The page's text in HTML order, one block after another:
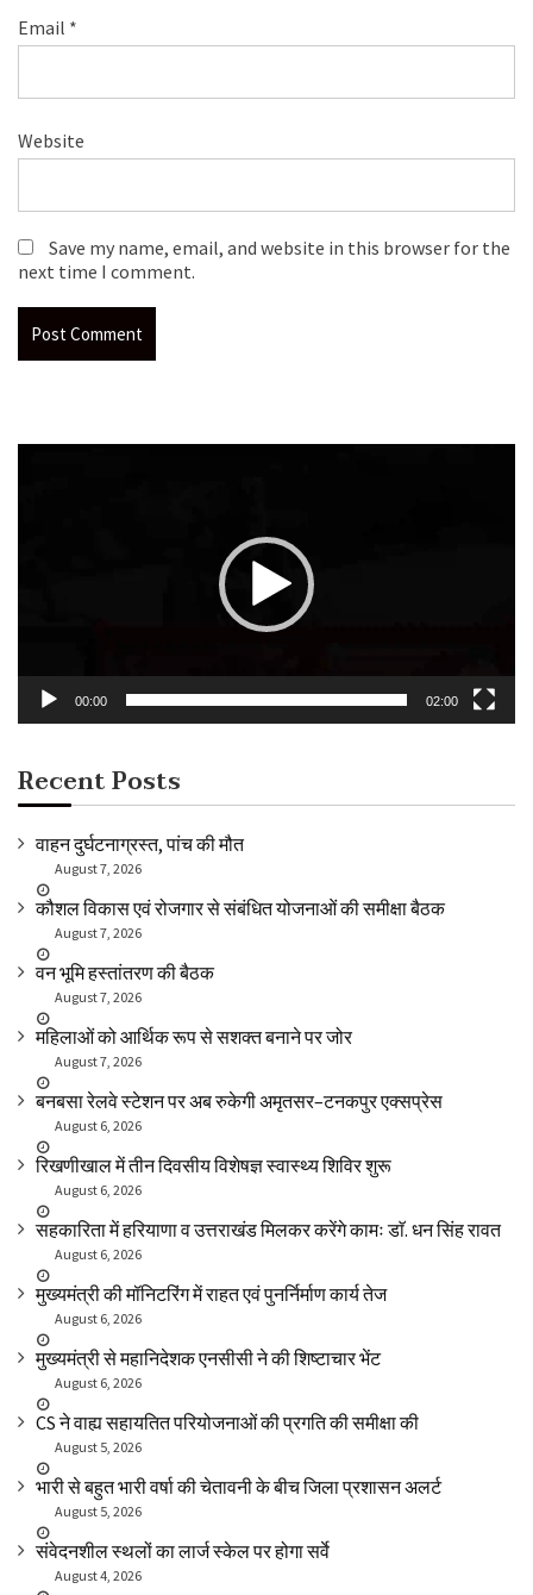
Email *
Website
Save my name, email, and website in this browser for the
next time I comment.
00:00 02:00
Recent Posts
वाहन दुर्घटनाग्रस्त, पांच की मौत
August 7, 2026
कौशल विकास एवं रोजगार से संबंधित योजनाओं की समीक्षा बैठक
August 7, 2026
वन भूमि हस्तांतरण की बैठक
August 7, 2026
महिलाओं को आर्थिक रूप से सशक्त बनाने पर जोर
August 7, 2026
बनबसा रेलवे स्टेशन पर अब रुकेगी अमृतसर–टनकपुर एक्सप्रेस
August 6, 2026
रिखणीखाल में तीन दिवसीय विशेषज्ञ स्वास्थ्य शिविर शुरू
August 6, 2026
सहकारिता में हरियाणा व उत्तराखंड मिलकर करेंगे कामः डाॅ. धन सिंह रावत
August 6, 2026
मुख्यमंत्री की मॉनिटरिंग में राहत एवं पुनर्निर्माण कार्य तेज
August 6, 2026
मुख्यमंत्री से महानिदेशक एनसीसी ने की शिष्टाचार भेंट
August 6, 2026
CS ने वाह्य सहायतित परियोजनाओं की प्रगति की समीक्षा की
August 5, 2026
भारी से बहुत भारी वर्षा की चेतावनी के बीच जिला प्रशासन अलर्ट
August 5, 2026
संवेदनशील स्थलों का लार्ज स्केल पर होगा सर्वे
August 4, 2026